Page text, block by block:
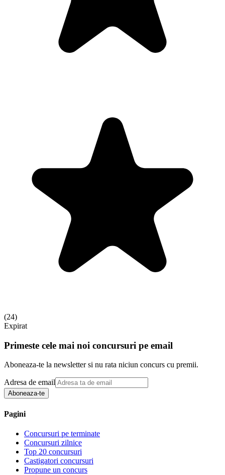
(24)
Expirat
Primeste cele mai noi concursuri pe email
Aboneaza-te la newsletter si nu rata niciun concurs cu premii.
Adresa de email
Aboneaza-te
Pagini
Concursuri pe terminate
Concursuri zilnice
Top 20 concursuri
Castigatori concursuri
Propune un concurs